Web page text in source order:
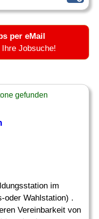
per eMail
Jobsuche!
gefunden
im
oder Wahlstation) .
Vereinbarkeit von